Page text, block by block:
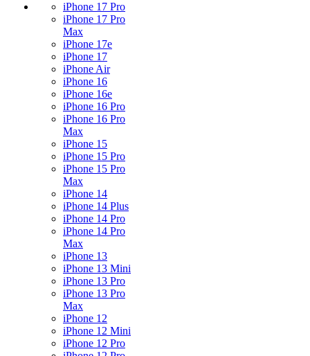
iPhone 17 Pro
iPhone 17 Pro
Max
iPhone 17e
iPhone 17
iPhone Air
iPhone 16
iPhone 16e
iPhone 16 Pro
iPhone 16 Pro
Max
iPhone 15
iPhone 15 Pro
iPhone 15 Pro
Max
iPhone 14
iPhone 14 Plus
iPhone 14 Pro
iPhone 14 Pro
Max
iPhone 13
iPhone 13 Mini
iPhone 13 Pro
iPhone 13 Pro
Max
iPhone 12
iPhone 12 Mini
iPhone 12 Pro